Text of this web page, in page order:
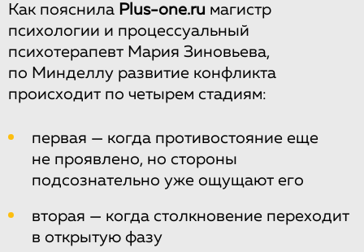
Как пояснила Plus-one.ru магистр
психологии и процессуальный
психотерапевт Мария Зиновьева,
по Минделлу развитие конфликта
происходит по четырем стадиям:
первая — когда противостояние еще
не проявлено, но стороны
подсознательно уже ощущают его
вторая — когда столкновение переходит
в открытую фазу